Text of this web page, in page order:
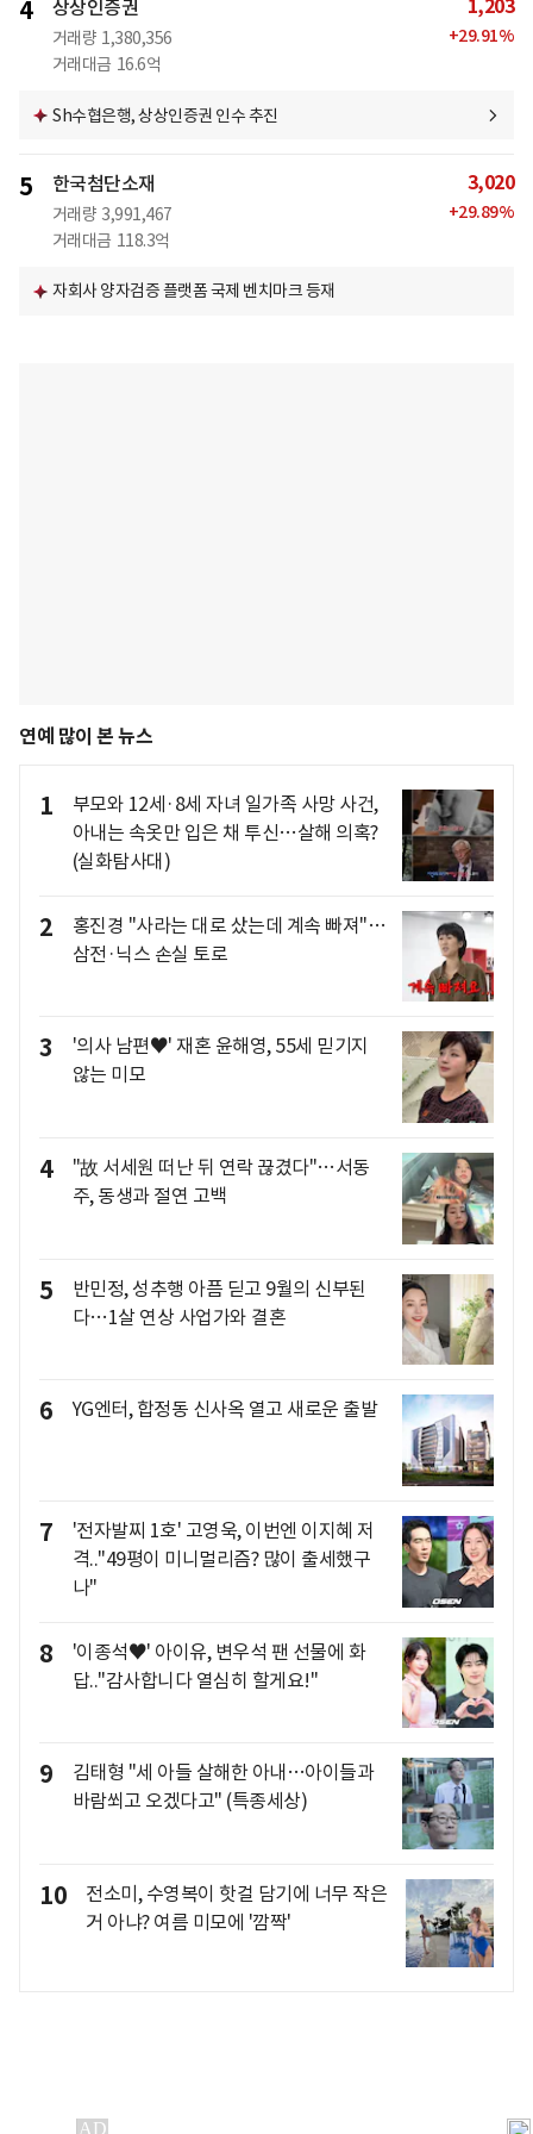
4 상상인증권
거래량 1,380,356
거래대금 16.6억
1,203
+29.91%
Sh수협은행, 상상인증권 인수 추진
5 한국첨단소재
거래량 3,991,467
거래대금 118.3억
3,020
+29.89%
자회사 양자검증 플랫폼 국제 벤치마크 등재
연예 많이 본 뉴스
1
부모와 12세·8세 자녀 일가족 사망 사건,
아내는 속옷만 입은 채 투신…살해 의혹?
(실화탐사대)
2
홍진경 "사라는 대로 샀는데 계속 빠져"…
삼전·닉스 손실 토로
3
'의사 남편♥' 재혼 윤해영, 55세 믿기지
않는 미모
4
"故 서세원 떠난 뒤 연락 끊겼다"…서동
주, 동생과 절연 고백
5
반민정, 성추행 아픔 딛고 9월의 신부된
다…1살 연상 사업가와 결혼
6 YG엔터, 합정동 신사옥 열고 새로운 출발
7
'전자발찌 1호' 고영욱, 이번엔 이지혜 저
격.."49평이 미니멀리즘? 많이 출세했구
나"
8
'이종석♥' 아이유, 변우석 팬 선물에 화
답.."감사합니다 열심히 할게요!"
9
김태형 "세 아들 살해한 아내…아이들과
바람쐬고 오겠다고" (특종세상)
10
전소미, 수영복이 핫걸 담기에 너무 작은
거 아냐? 여름 미모에 '깜짝'